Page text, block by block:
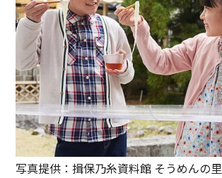
写真提供：揖保乃糸資料館 そうめんの里